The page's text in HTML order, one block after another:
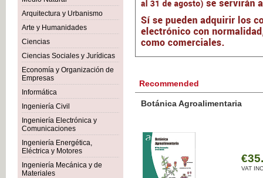
Arquitectura y Urbanismo
Arte y Humanidades
Ciencias
Ciencias Sociales y Jurídicas
Economía y Organización de
Empresas
Informática
Ingeniería Civil
Ingeniería Electrónica y
Comunicaciones
Ingeniería Energética,
Eléctrica y Motores
Ingeniería Mecánica y de
Materiales
Recommended
Botánica Agroalimentaria
VAT